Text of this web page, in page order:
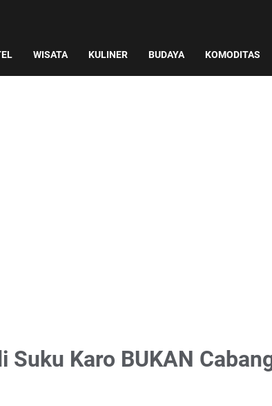
WISATA KULINER BUDAYA KOMODITAS
Suku Karo BUKAN